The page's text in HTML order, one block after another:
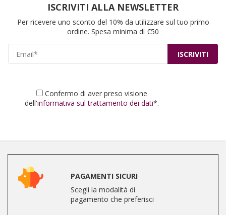
ISCRIVITI ALLA NEWSLETTER
Per ricevere uno sconto del 10% da utilizzare sul tuo primo
ordine. Spesa minima di €50
Confermo di aver preso visione
dell'informativa sul trattamento dei dati*.
PAGAMENTI SICURI
Scegli la modalità di
pagamento che preferisci